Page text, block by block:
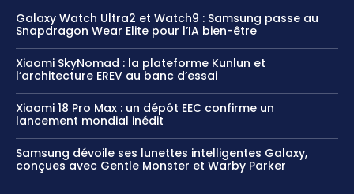
Galaxy Watch Ultra2 et Watch9 : Samsung passe au
Snapdragon Wear Elite pour l’IA bien-être
Xiaomi SkyNomad : la plateforme Kunlun et
l’architecture EREV au banc d’essai
Xiaomi 18 Pro Max : un dépôt EEC confirme un
lancement mondial inédit
Samsung dévoile ses lunettes intelligentes Galaxy,
conçues avec Gentle Monster et Warby Parker